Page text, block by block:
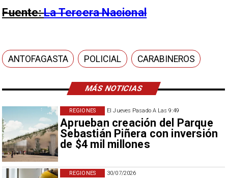
MÁS NOTICIAS
El Jueves Pasado A Las 9:49
Aprueban creación del Parque
Sebastián Piñera con inversión
de $4 mil millones
REGIONES
30/07/2026
REGIONES
Fuente:La Tercera Nacional
ANTOFAGASTA POLICIAL CARABINEROS